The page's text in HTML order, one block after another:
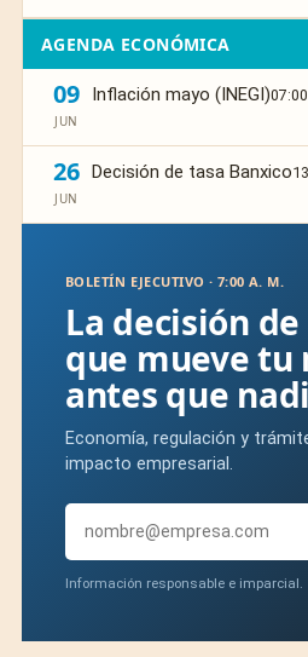
AGENDA ECONÓMICA
09
JUN
Inflación mayo (INEGI)
26
JUN
Decisión de tasa Banxico
BOLETÍN EJECUTIVO · 7:00 A. M.
La decisión
que mueve tu
antes que
Economía, regulación y
impacto empresarial.
Información responsable e imparcial.